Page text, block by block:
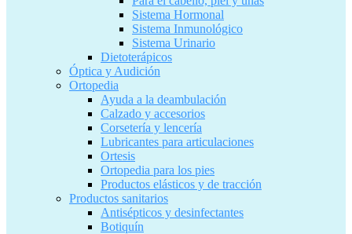
Sistema Hormonal
Sistema Inmunológico
Sistema Urinario
Dietoterápicos
Óptica y Audición
Ortopedia
Ayuda a la deambulación
Calzado y accesorios
Corsetería y lencería
Lubricantes para articulaciones
Ortesis
Ortopedia para los pies
Productos elásticos y de tracción
Productos sanitarios
Antisépticos y desinfectantes
Botiquín